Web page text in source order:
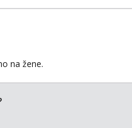
na žene.